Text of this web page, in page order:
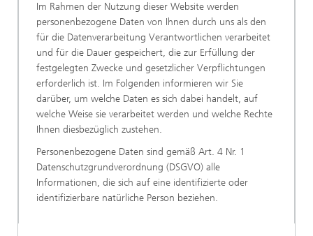
Im Rahmen der Nutzung dieser Website werden
personenbezogene Daten von Ihnen durch uns als den
für die Datenverarbeitung Verantwortlichen verarbeitet
und für die Dauer gespeichert, die zur Erfüllung der
festgelegten Zwecke und gesetzlicher Verpflichtungen
erforderlich ist. Im Folgenden informieren wir Sie
darüber, um welche Daten es sich dabei handelt, auf
welche Weise sie verarbeitet werden und welche Rechte
Ihnen diesbezüglich zustehen.
Personenbezogene Daten sind gemäß Art. 4 Nr. 1
Datenschutzgrundverordnung (DSGVO) alle
Informationen, die sich auf eine identifizierte oder
identifizierbare natürliche Person beziehen.